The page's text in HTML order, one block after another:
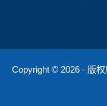
Copyright © 2026 - 版权